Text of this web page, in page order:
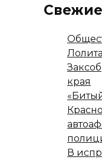
края
В